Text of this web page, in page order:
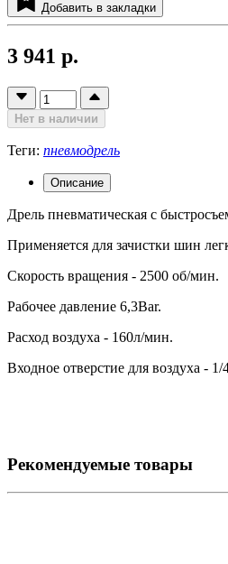
Добавить в закладки
3 941 р.
Нет в наличии
Теги: пневмодрель
Описание
Дрель пневматическая с
Применяется для зачистки шин
Скорость вращения - 2500 об/мин.
Рабочее давление 6,3Bar.
Расход воздуха - 160л/мин.
Входное отверстие для воздуха - 1/
Рекомендуемые товары